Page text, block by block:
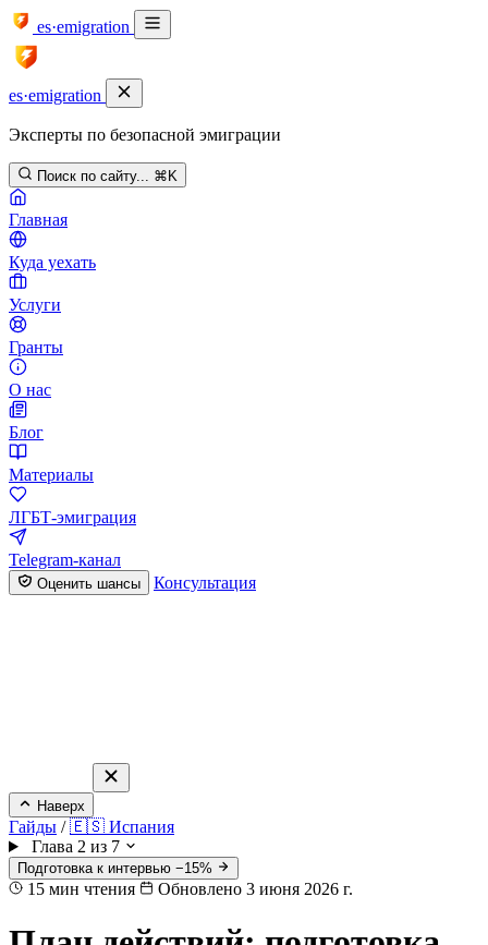
es·emigration
es·emigration
Эксперты по безопасной эмиграции
Поиск по сайту... ⌘K
Главная
Куда уехать
Услуги
Гранты
О нас
Блог
Материалы
ЛГБТ-эмиграция
Telegram-канал
Оценить шансы Консультация
Наверх
Гайды / 🇪🇸 Испания
Глава 2 из 7
Подготовка к интервью −15%
15 мин чтения Обновлено 3 июня 2026 г.